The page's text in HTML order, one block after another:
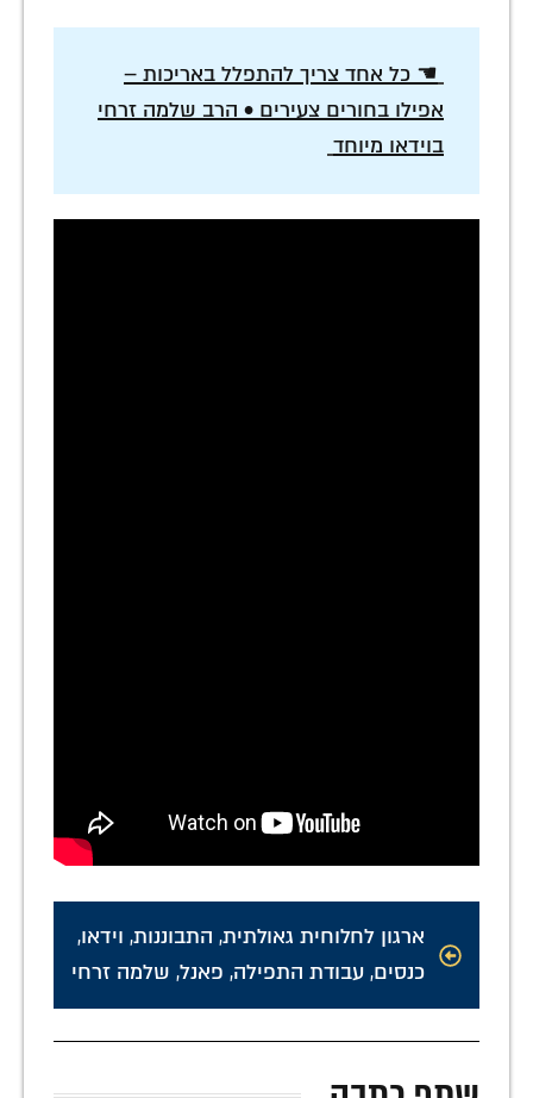
☚ כל אחד צריך להתפלל באריכות –
אפילו בחורים צעירים • הרב שלמה זרחי
בוידאו מיוחד
ארגון לחלוחית גאולתית, התבוננות, וידאו,
כנסים, עבודת התפילה, פאנל, שלמה זרחי